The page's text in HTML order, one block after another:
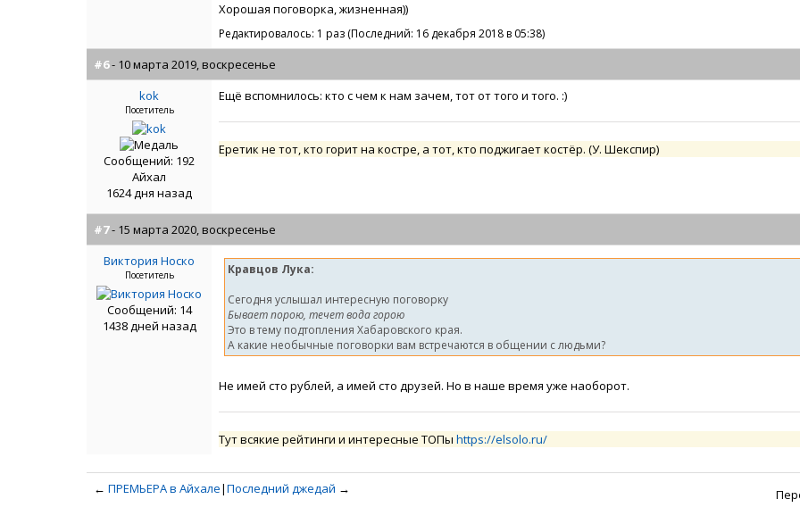
Хорошая поговорка, жизненная))
Редактировалось: 1 раз (Последний: 16 декабря 2018 в 05:38)
#6- 10 марта 2019, воскресенье
kok
Посетитель
Сообщений: 192
Айхал
1624 дня назад
Ещё вспомнилось: кто с чем к нам зачем, тот от того и того. :)
Еретик не тот, кто горит на костре, а тот, кто поджигает костёр. (У. Шекспир)
#7- 15 марта 2020, воскресенье
Виктория Носко
Посетитель
Сообщений: 14
1438 дней назад
Кравцов Лука:
Сегодня услышал интересную поговорку
Бывает порою, течет вода горою
Это в тему подтопления Хабаровского края.
А какие необычные поговорки вам встречаются в общении с людьми?
Не имей сто рублей, а имей сто друзей. Но в наше время уже наоборот.
Тут всякие рейтинги и интересные ТОПы https://elsolo.ru/
← ПРЕМЬЕРА в Айхале|Последний джедай →